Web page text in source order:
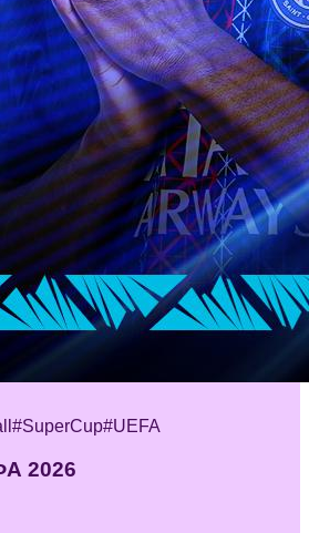
#SuperCup#UEFA
2026